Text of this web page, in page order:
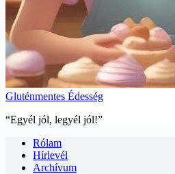
Gluténmentes Édesség
“Egyél jól, legyél jól!”
Rólam
Hírlevél
Archívum